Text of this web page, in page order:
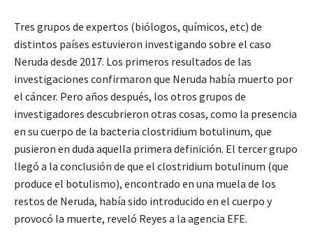
Tres grupos de expertos (biólogos, químicos, etc) de
distintos países estuvieron investigando sobre el caso
Neruda desde 2017. Los primeros resultados de las
investigaciones confirmaron que Neruda había muerto por
el cáncer. Pero años después, los otros grupos de
investigadores descubrieron otras cosas, como la presencia
en su cuerpo de la bacteria clostridium botulinum, que
pusieron en duda aquella primera definición. El tercer grupo
llegó a la conclusión de que el clostridium botulinum (que
produce el botulismo), encontrado en una muela de los
restos de Neruda, había sido introducido en el cuerpo y
provocó la muerte, reveló Reyes a la agencia EFE.